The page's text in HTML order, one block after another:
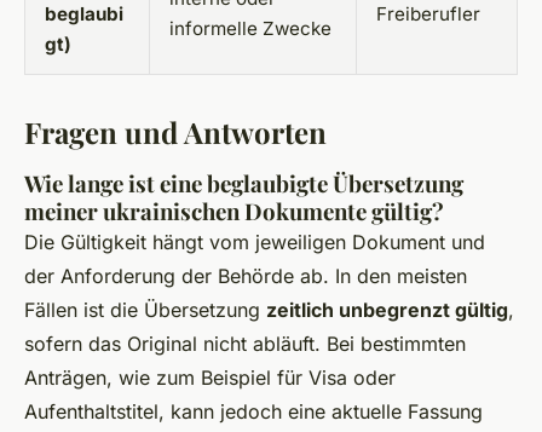
beglaubi
gt)
informelle Zwecke
Freiberufler
Fragen und Antworten
Wie lange ist eine beglaubigte Übersetzung
meiner ukrainischen Dokumente gültig?
Die Gültigkeit hängt vom jeweiligen Dokument und
der Anforderung der Behörde ab. In den meisten
Fällen ist die Übersetzung zeitlich unbegrenzt gültig,
sofern das Original nicht abläuft. Bei bestimmten
Anträgen, wie zum Beispiel für Visa oder
Aufenthaltstitel, kann jedoch eine aktuelle Fassung